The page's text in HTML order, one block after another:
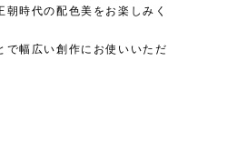
時代の配色美をお楽しみく
で幅広い創作にお使いいただ